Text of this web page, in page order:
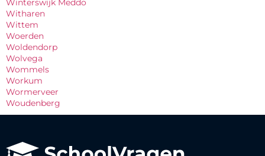
Winterswijk Meddo
Witharen
Wittem
Woerden
Woldendorp
Wolvega
Wommels
Workum
Wormerveer
Woudenberg